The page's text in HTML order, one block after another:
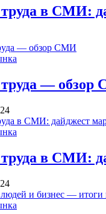
в СМИ:
—
в СМИ: